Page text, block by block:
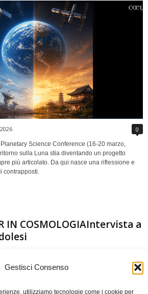
Gestisci Consenso
utilizziamo tecnologie come i cookie per
0
Planetary Science Conference (16-20 marzo,
sulla Luna stia diventando un progetto
più articolato. Da qui nasce una riflessione e
contrapposti.
IN COSMOLOGIAIntervista a